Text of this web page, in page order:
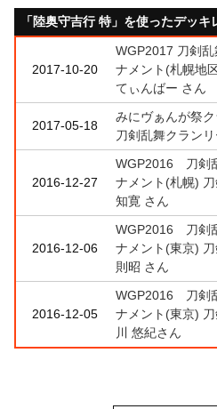
「陸奥守吉行 特」を使ったデッキ
2017-10-20
WGP2017 刀剣
ナメント(札幌地
てぃんばー さん
2017-05-18
みにヴぁんが祭
刀剣乱舞クラン
2016-12-27
WGP2016 刀剣
ナメント(札幌)
知寛 さん
2016-12-06
WGP2016 刀剣
ナメント(東京)
則昭 さん
2016-12-05
WGP2016 刀剣
ナメント(東京)
川 悠紀さん